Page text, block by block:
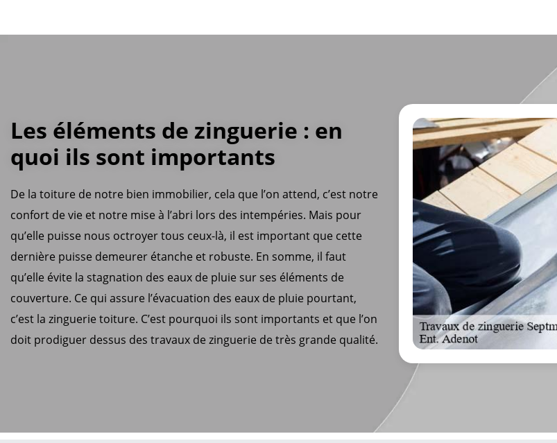
Les éléments de zinguerie : en
quoi ils sont importants
De la toiture de notre bien immobilier, cela que l’on attend, c’est notre
confort de vie et notre mise à l’abri lors des intempéries. Mais pour
qu’elle puisse nous octroyer tous ceux-là, il est important que cette
dernière puisse demeurer étanche et robuste. En somme, il faut
qu’elle évite la stagnation des eaux de pluie sur ses éléments de
couverture. Ce qui assure l’évacuation des eaux de pluie pourtant,
c’est la zinguerie toiture. C’est pourquoi ils sont importants et que l’on
doit prodiguer dessus des travaux de zinguerie de très grande qualité.